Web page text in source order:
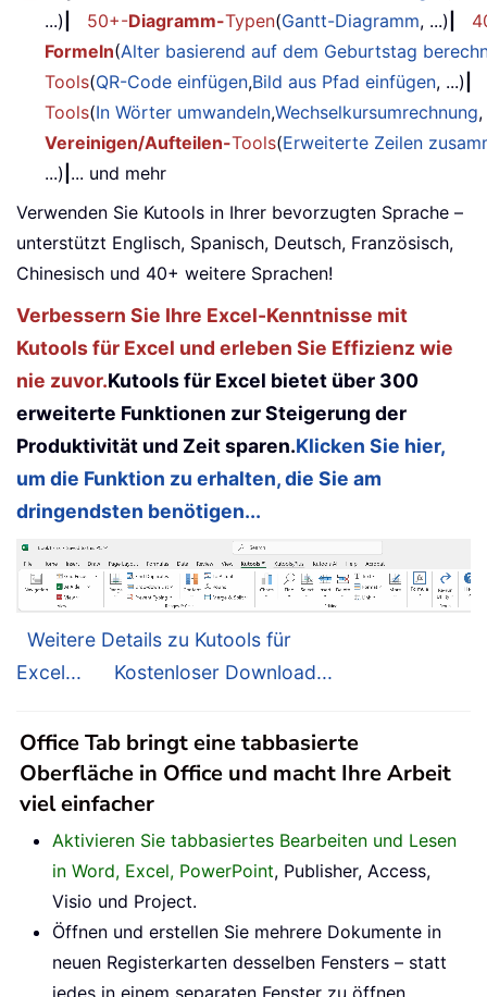
...)
50+-Diagramm-Typen(Gantt-Diagramm, ...)
Formeln(Alter basierend auf dem Geburtstag
Tools(QR-Code einfügen,Bild aus Pfad einfügen, ...)
Tools(In Wörter umwandeln,Wechselkursumrechnung
Vereinigen/Aufteilen-Tools(Erweiterte Zeilen
...) ... und mehr
Verwenden Sie Kutools in Ihrer bevorzugten Sprache –
unterstützt Englisch, Spanisch, Deutsch, Französisch,
Chinesisch und 40+ weitere Sprachen!
Verbessern Sie Ihre Excel-Kenntnisse mit
Kutools für Excel und erleben Sie Effizienz wie
nie zuvor.Kutools für Excel bietet über 300
erweiterte Funktionen zur Steigerung der
Produktivität und Zeit sparen.Klicken Sie hier,
um die Funktion zu erhalten, die Sie am
dringendsten benötigen...
Weitere Details zu Kutools für
Excel...
Kostenloser Download...
Office Tab bringt eine tabbasierte
Oberfläche in Office und macht Ihre Arbeit
viel einfacher
Aktivieren Sie tabbasiertes Bearbeiten und Lesen
in Word, Excel, PowerPoint, Publisher, Access,
Visio und Project.
Öffnen und erstellen Sie mehrere Dokumente in
neuen Registerkarten desselben Fensters – statt
jedes in einem separaten Fenster zu öffnen.